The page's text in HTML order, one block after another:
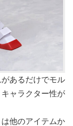
あるだけでモル
ャラクター性が
他のアイテムか